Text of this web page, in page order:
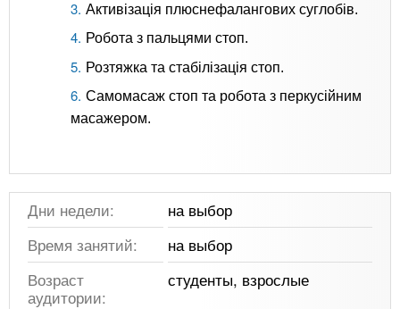
Активізація плюснефалангових суглобів.
Робота з пальцями стоп.
Розтяжка та стабілізація стоп.
Самомасаж стоп та робота з перкусійним
масажером.
Дни недели:
на выбор
Время занятий:
на выбор
Возраст
аудитории:
студенты, взрослые